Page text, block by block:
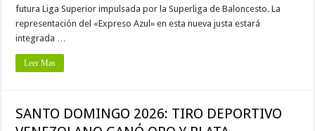
futura Liga Superior impulsada por la Superliga de Baloncesto. La
representación del «Expreso Azul» en esta nueva justa estará
integrada …
Leer Mas
SANTO DOMINGO 2026: TIRO DEPORTIVO